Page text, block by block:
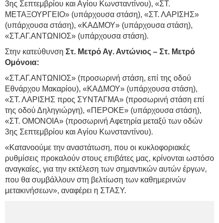
3ης Σεπτεμβρίου και Αγίου Κωνσταντίνου), «ΣΤ.
ΜΕΤΑΞΟΥΡΓΕΙΟ» (υπάρχουσα στάση), «ΣΤ. ΛΑΡΙΣΗΣ»
(υπάρχουσα στάση), «ΚΑΔΜΟΥ» (υπάρχουσα στάση),
«ΣΤ.ΑΓ.ΑΝΤΩΝΙΟΣ» (υπάρχουσα στάση).
Στην κατεύθυνση Στ. Μετρό Αγ. Αντώνιος – Στ. Μετρό
Ομόνοια:
«ΣΤ.ΑΓ.ΑΝΤΩΝΙΟΣ» (προσωρινή στάση, επί της οδού
Εθνάρχου Μακαρίου), «ΚΑΔΜΟΥ» (υπάρχουσα στάση),
«ΣΤ. ΛΑΡΙΣΗΣ προς ΣΥΝΤΑΓΜΑ» (προσωρινή στάση επί
της οδού Δηληγιώργη), «ΠΕΡΟΚΕ» (υπάρχουσα στάση),
«ΣΤ. ΟΜΟΝΟΙΑ» (προσωρινή Αφετηρία μεταξύ των οδών
3ης Σεπτεμβρίου και Αγίου Κωνσταντίνου).
«Κατανοούμε την αναστάτωση, που οι κυκλοφοριακές
ρυθμίσεις προκαλούν στους επιβάτες μας, κρίνονται ωστόσο
αναγκαίες, για την εκτέλεση των σημαντικών αυτών έργων,
που θα συμβάλλουν στη βελτίωση των καθημερινών
μετακινήσεων», αναφέρει η ΣΤΑΣΥ.